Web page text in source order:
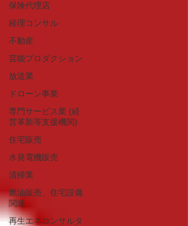
保険代理店
経理コンサル
不動産
芸能プロダクション
放送業
ドローン事業
専門サービス業 (経
営革新等支援機関)
住宅販売
水発電機販売
清掃業
燃油販売、住宅設備
関連
再生エネコンサルタ